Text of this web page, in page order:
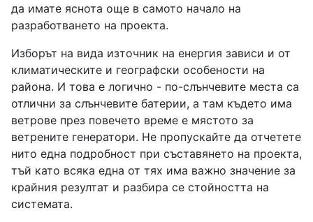
да имате яснота още в самото начало на
разработването на проекта.
Изборът на вида източник на енергия зависи и от
климатическите и географски особености на
района. И това е логично - по-слънчевите места са
отлични за слънчевите батерии, а там където има
ветрове през повечето време е мястото за
ветрените генератори. Не пропускайте да отчетете
нито една подробност при съставянето на проекта,
тъй като всяка една от тях има важно значение за
крайния резултат и разбира се стойността на
системата.